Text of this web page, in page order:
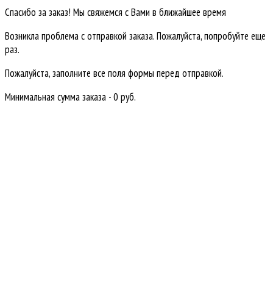
Спасибо за заказ! Мы свяжемся с Вами в ближайшее время
Возникла проблема с отправкой заказа. Пожалуйста, попробуйте еще
раз.
Пожалуйста, заполните все поля формы перед отправкой.
Минимальная сумма заказа - 0 руб.